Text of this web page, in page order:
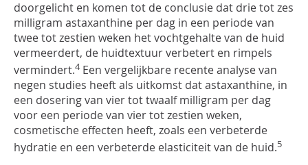
doorgelicht en komen tot de conclusie dat drietotzes
milligram astaxanthine per dag in een periode van
twee tot zestien weken het vochtgehalte van de huid
vermeerdert, de huidtextuur verbetert en rimpels
vermindert.4Een vergelijkbare recenteanalyse van
negen studies heeft als uitkomst datastaxanthine, in
een dosering van vier tottwaalfmilligram per dag
voor een periode van vier tot zestien weken,
cosmetische effecten heeft, zoals een verbeterde
hydratie en een verbeterde elasticiteit van de huid.5